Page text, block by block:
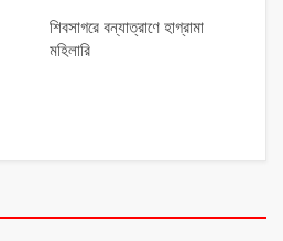
শিবসাগরে বন্যাত্রাণে হাগ্রামা
মহিলারি